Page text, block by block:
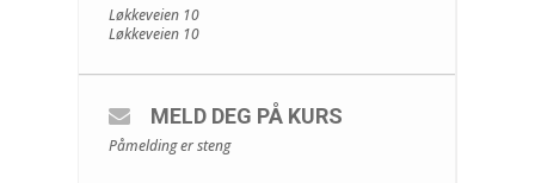
Løkkeveien 10
Løkkeveien 10
MELD DEG PÅ KURS
Påmelding er steng